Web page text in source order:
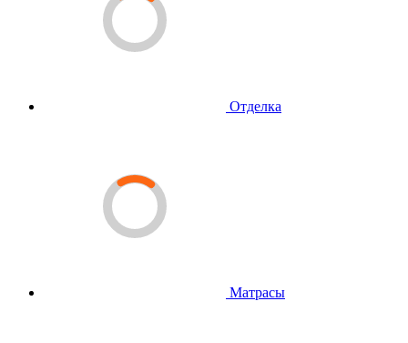
Отделка
Матрасы